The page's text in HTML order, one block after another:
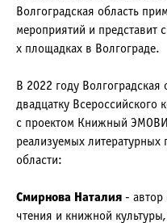
Волгоградская область
мероприятий и представит
х площадках в Волгограде.
В 2022 году
двадцатку Всероссийского
с проектом Книжный
реализуемых литературных
области:
Смирнова Наталия - автор
чтения и книжной